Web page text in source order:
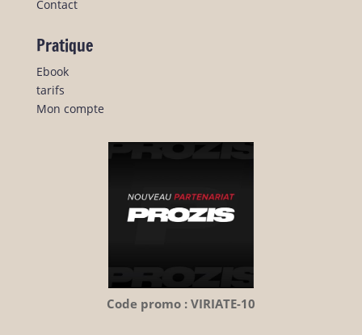
Contact
Pratique
Ebook
tarifs
Mon compte
Code promo : VIRIATE-10